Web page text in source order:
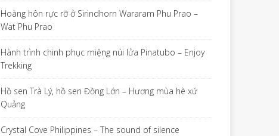
Hoàng hôn rực rỡ ở Sirindhorn Wararam Phu Prao –
Wat Phu Prao
Hành trình chinh phục miệng núi lửa Pinatubo – Enjoy
Trekking
Hồ sen Trà Lý, hồ sen Đồng Lớn – Hương mùa hè xứ
Quảng
Crystal Cove Philippines – The sound of silence